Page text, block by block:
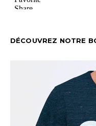
DÉCOUVREZ NOTRE